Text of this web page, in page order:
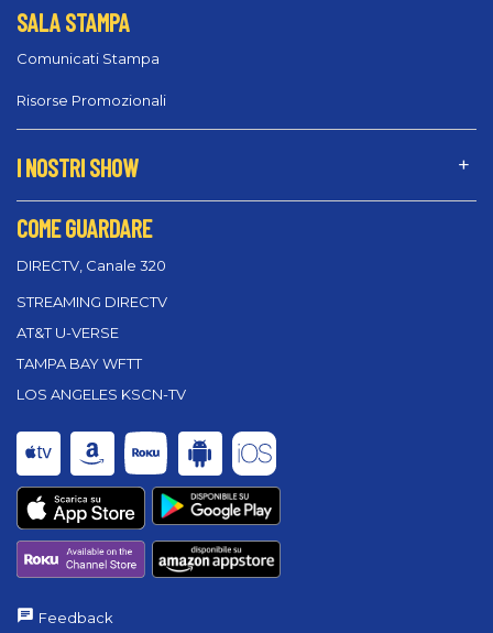
SALA STAMPA
Comunicati Stampa
Risorse Promozionali
I NOSTRI SHOW
COME GUARDARE
DIRECTV, Canale 320
STREAMING DIRECTV
AT&T U-VERSE
TAMPA BAY WFTT
LOS ANGELES KSCN-TV
Feedback